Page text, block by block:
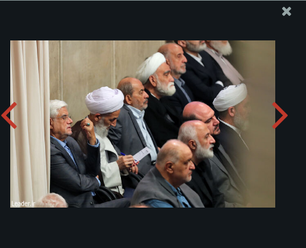
قائد الثورة الإسلامية المعظم يُنفّذ ويصادق على رأي الشعب
ويُعيّن السيد مسعود بزشكيان رئيساً للجمهورية الإسلامية
تحميل الألبوم: zip